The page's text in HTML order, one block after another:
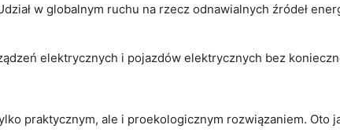
w globalnym ruchu‌ na rzecz⁢ odnawialnych​ źródeł
elektrycznych i pojazdów elektrycznych ⁣bez
praktycznym, ale i proekologicznym rozwiązaniem. ⁣Oto